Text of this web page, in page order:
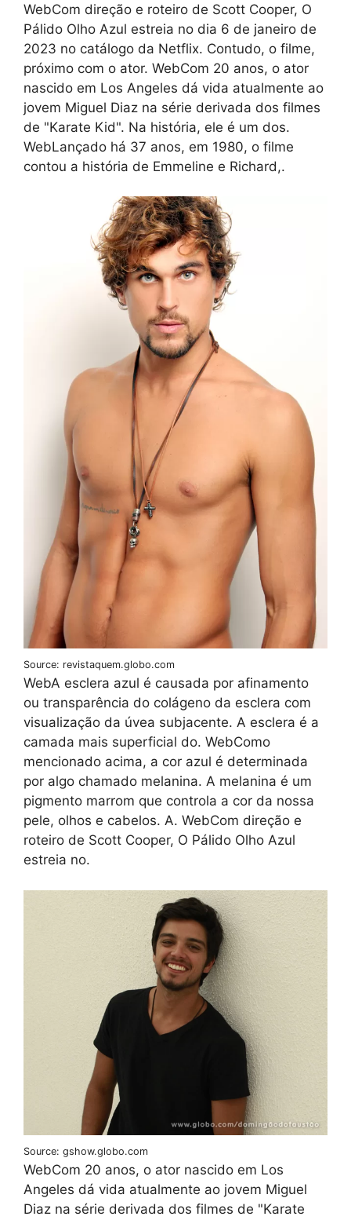
WebCom direção e roteiro de Scott Cooper, O
Pálido Olho Azul estreia no dia 6 de janeiro de
2023 no catálogo da Netflix. Contudo, o filme,
próximo com o ator. WebCom 20 anos, o ator
nascido em Los Angeles dá vida atualmente ao
jovem Miguel Diaz na série derivada dos filmes
de "Karate Kid". Na história, ele é um dos.
WebLançado há 37 anos, em 1980, o filme
contou a história de Emmeline e Richard,.
Source: revistaquem.globo.com
WebA esclera azul é causada por afinamento
ou transparência do colágeno da esclera com
visualização da úvea subjacente. A esclera é a
camada mais superficial do. WebComo
mencionado acima, a cor azul é determinada
por algo chamado melanina. A melanina é um
pigmento marrom que controla a cor da nossa
pele, olhos e cabelos. A. WebCom direção e
roteiro de Scott Cooper, O Pálido Olho Azul
estreia no.
Source: gshow.globo.com
WebCom 20 anos, o ator nascido em Los
Angeles dá vida atualmente ao jovem Miguel
Diaz na série derivada dos filmes de "Karate